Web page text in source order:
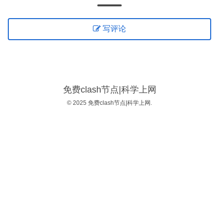
写评论
免费clash节点|科学上网
© 2025 免费clash节点|科学上网.